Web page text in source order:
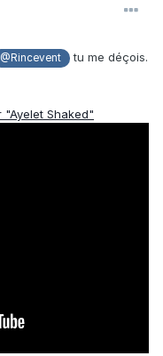
@Rincevent tu me déçois.